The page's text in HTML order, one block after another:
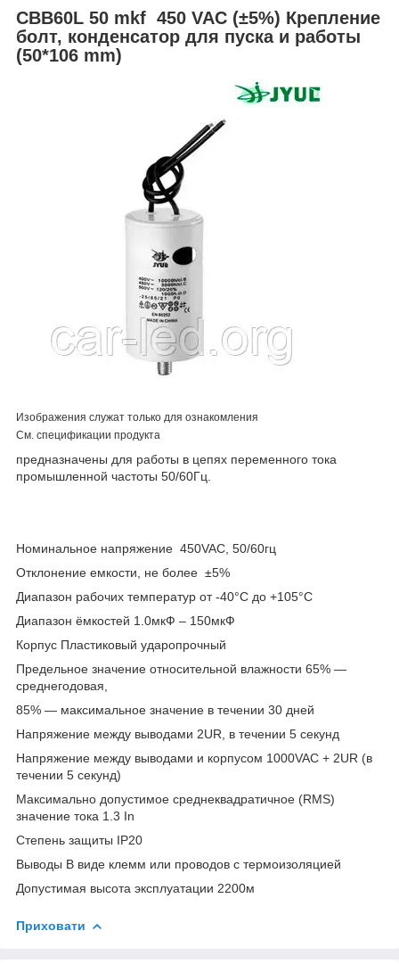
CBB60L 50 mkf 450 VAC (±5%) Крепление
болт, конденсатор для пуска и работы
(50*106 mm)
Изображения служат только для ознакомления
См. спецификации продукта
предназначены для работы в цепях переменного тока
промышленной частоты 50/60Гц.
Номинальное напряжение 450VAC, 50/60гц
Отклонение емкости, не более ±5%
Диапазон рабочих температур от -40°С до +105°С
Диапазон ёмкостей 1.0мкФ – 150мкФ
Корпус Пластиковый ударопрочный
Предельное значение относительной влажности 65% ―
среднегодовая,
85% ― максимальное значение в течении 30 дней
Напряжение между выводами 2UR, в течении 5 секунд
Напряжение между выводами и корпусом 1000VAC + 2UR (в
течении 5 секунд)
Максимально допустимое среднеквадратичное (RMS)
значение тока 1.3 In
Степень защиты IP20
Выводы В виде клемм или проводов с термоизоляцией
Допустимая высота эксплуатации 2200м
Приховати